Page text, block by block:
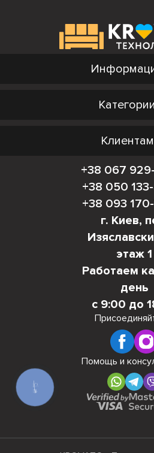
Категории
Клиентам
+38 067
+38 050
+38 093
г. Киев,
этаж 1
Работаем
день
с 9:00 до
Помощь и
КНОПКА
СВЯЗИ